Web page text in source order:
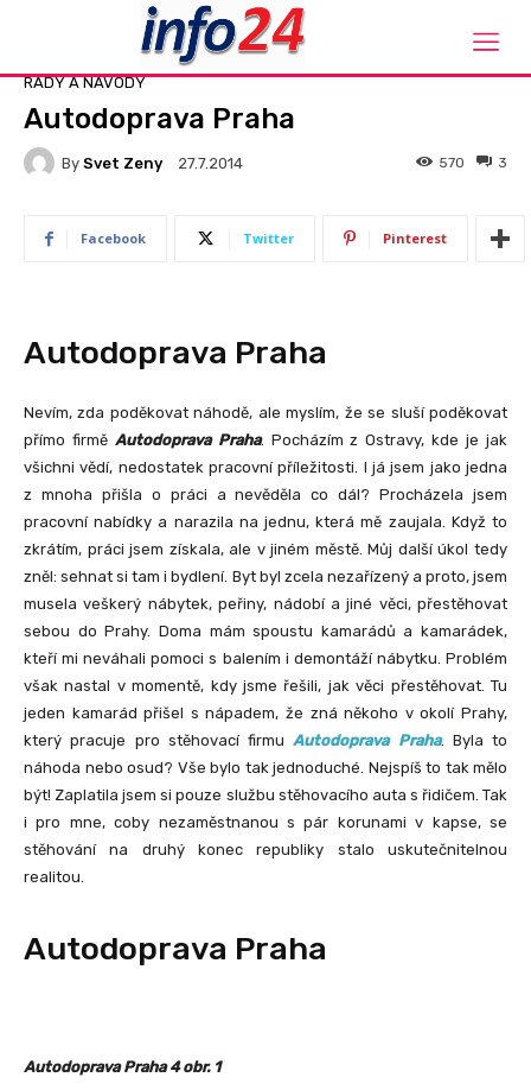
Rady a návody
RADY A NÁVODY
Autodoprava Praha
By Svet Zeny 27.7.2014 3
570
Facebook Twitter Pinterest
Autodoprava Praha
Nevím, zda poděkovat náhodě, ale myslím, že se sluší poděkovat
přímo firměAutodoprava Praha. Pocházím z Ostravy, kde je jak
všichni vědí, nedostatek pracovní příležitosti. I já jsem jako jedna
z mnoha přišla o práci a nevěděla co dál? Procházela jsem
pracovní nabídky a narazila na jednu, která mě zaujala. Když to
zkrátím, práci jsem získala, ale v jiném městě. Můj další úkol tedy
zněl: sehnat si tam i bydlení. Byt byl zcela nezařízený a proto, jsem
musela veškerý nábytek, peřiny, nádobí a jiné věci, přestěhovat
sebou do Prahy. Doma mám spoustu kamarádů a kamarádek,
kteří mi neváhali pomoci s balením i demontáží nábytku. Problém
však nastal v momentě, kdy jsme řešili, jak věci přestěhovat. Tu
jeden kamarád přišel s nápadem, že zná někoho v okolí Prahy,
který pracuje pro stěhovací firmuAutodoprava Praha. Byla to
náhoda nebo osud? Vše bylo tak jednoduché. Nejspíš to tak mělo
být! Zaplatila jsem si pouze službu stěhovacího auta s řidičem. Tak
i pro mne, coby nezaměstnanou s pár korunami v kapse, se
stěhování na druhý konec republiky stalo uskutečnitelnou
realitou.
Autodoprava Praha
Autodoprava Praha 4 obr. 1